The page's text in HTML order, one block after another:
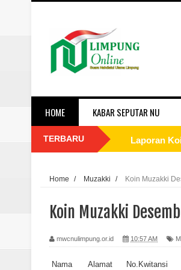
HOME KABAR SEPUTAR NU
TERBARU Laporan
Laporan
Laporan
Home / Muzakki / Koin Muzakki
Koin Muzakki
mwcnulimpung.or.id 10:57 AM
Nama Alamat No.Kwitansi